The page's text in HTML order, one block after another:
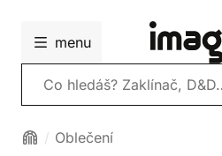
menu
Vyhledávání
Oblečení